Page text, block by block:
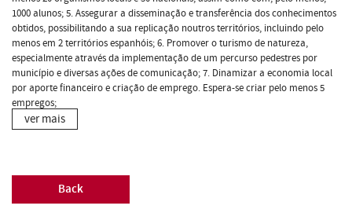
1000 alunos; 5. Assegurar a disseminação e transferência dos conhecimentos
obtidos, possibilitando a sua replicação noutros territórios, incluindo pelo
menos em 2 territórios espanhóis; 6. Promover o turismo de natureza,
especialmente através da implementação de um percurso pedestres por
município e diversas ações de comunicação; 7. Dinamizar a economia local
por aporte financeiro e criação de emprego. Espera-se criar pelo menos 5
empregos;
ver mais
Back